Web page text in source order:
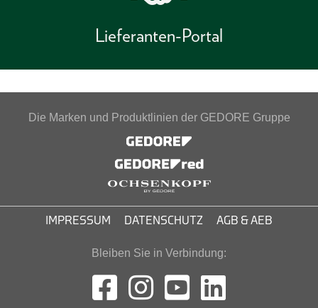
Lieferanten-Portal
Die Marken und Produktlinien der GEDORE Gruppe
IMPRESSUM DATENSCHUTZ AGB & AEB
Bleiben Sie in Verbindung: